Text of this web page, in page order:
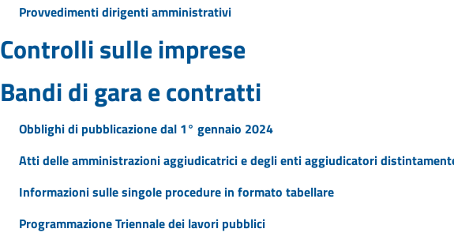
Provvedimenti dirigenti amministrativi
Controlli sulle imprese
Bandi di gara e contratti
Obblighi di pubblicazione dal 1° gennaio 2024
Atti delle amministrazioni aggiudicatrici e degli enti aggiudicatori
Informazioni sulle singole procedure in formato tabellare
Programmazione Triennale dei lavori pubblici